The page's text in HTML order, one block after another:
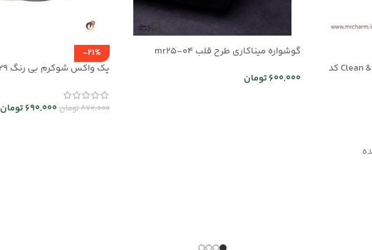
کرم مراقبت از کفش چرم Clean & Shine کد
گوشواره میناکاری طرح قلب mr25-04
600,000 تومان
-21%
پک واکس شوکرم بی رنگ mrc30029
870,000تومان690,000 تومان